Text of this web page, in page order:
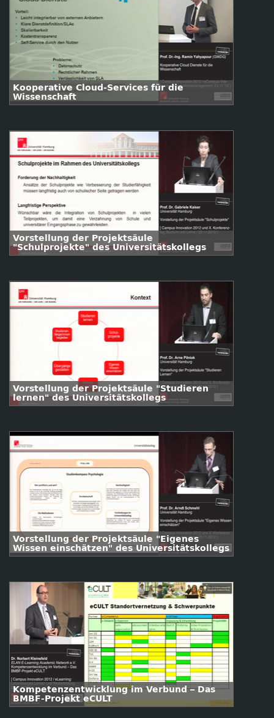
Kooperative Cloud-Services für die
Wissenschaft
Vorstellung der Projektsäule
"Schulprojekte" des Universitätskollegs
Vorstellung der Projektsäule "Studieren
lernen" des Universitätskollegs
Vorstellung der Projektsäule "Eigenes
Wissen einschätzen" des Universitätskollegs
Kompetenzentwicklung im Verbund – Das
BMBF-Projekt eCULT